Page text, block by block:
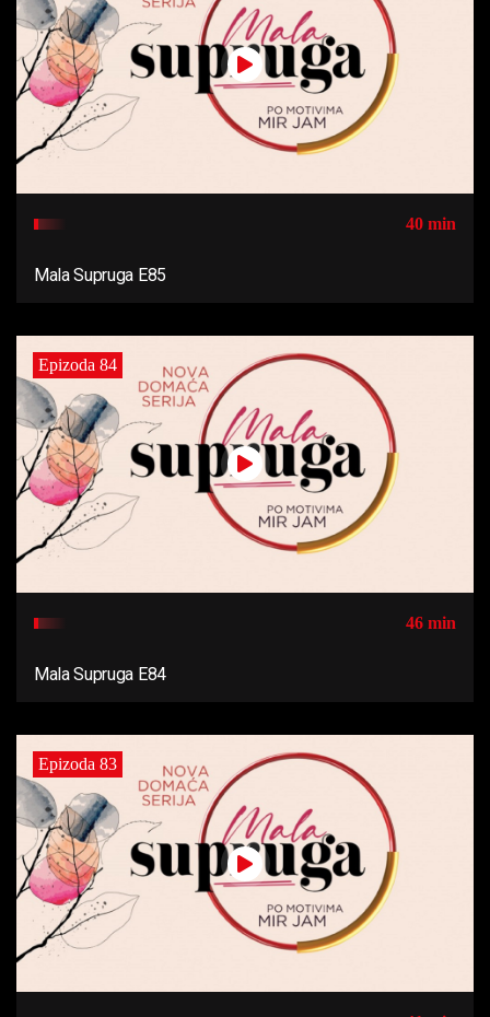
40 min
Mala Supruga E85
Epizoda 84
46 min
Mala Supruga E84
Epizoda 83